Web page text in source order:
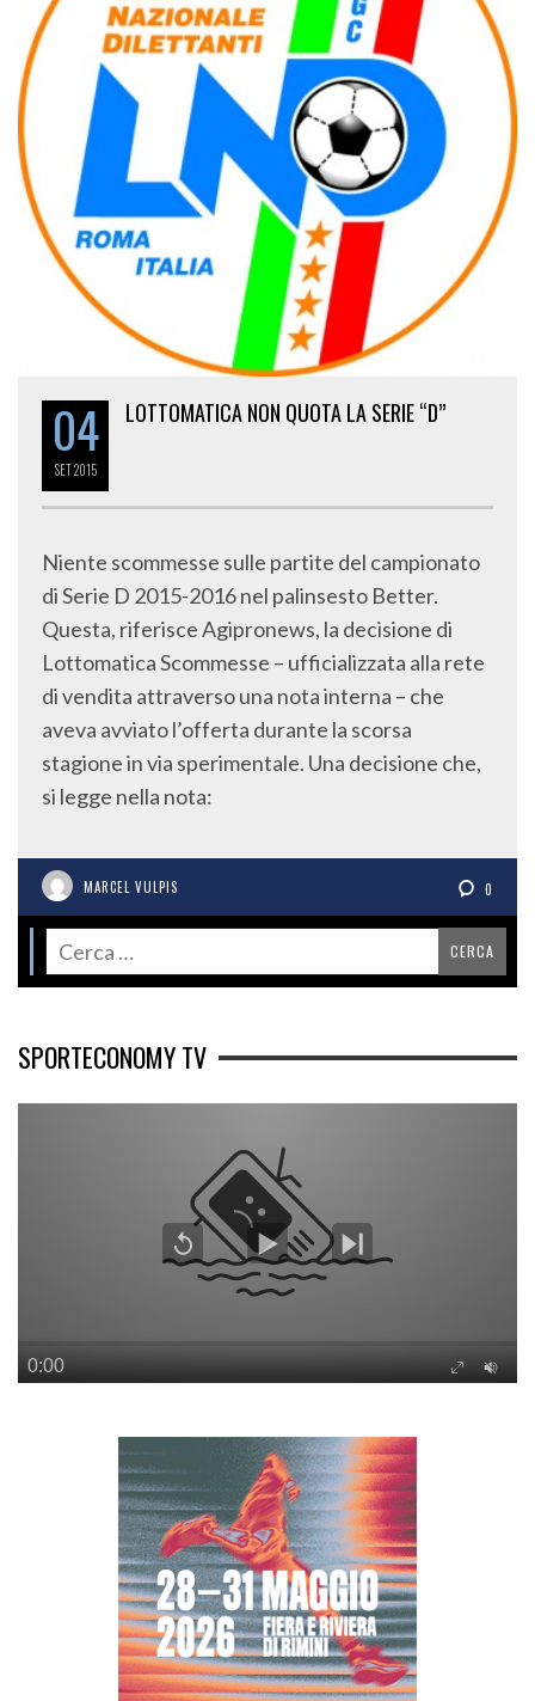
04
SET2015
LOTTOMATICA NON QUOTA LA SERIE “D”
Niente scommesse sulle partite del campionato
di Serie D 2015-2016 nel palinsesto Better.
Questa, riferisce Agipronews, la decisione di
Lottomatica Scommesse – ufficializzata alla rete
di vendita attraverso una nota interna – che
aveva avviato l’offerta durante la scorsa
stagione in via sperimentale. Una decisione che,
si legge nella nota:
MARCEL VULPIS 0
SPORTECONOMY TV